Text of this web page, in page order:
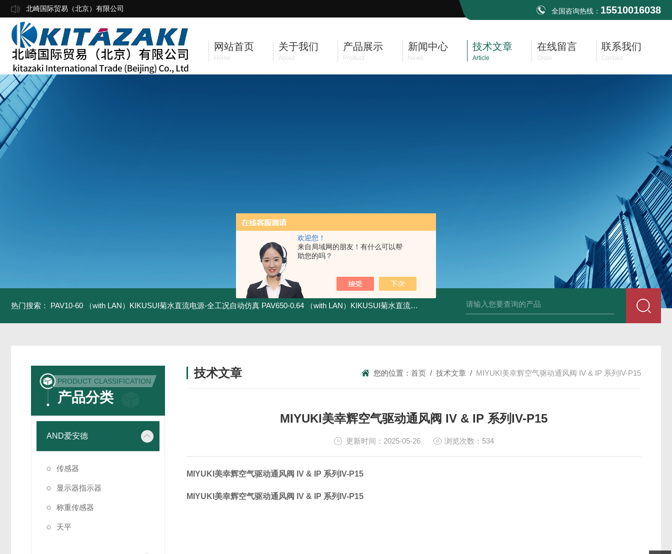
欢迎您！
来自局域网的朋友！有什么可以帮
助您的吗？
北崎国际贸易（北京）有限公司 全国咨询热线： 15510016038
网站首页
Home
关于我们
About
产品展示
Product
新闻中心
News
技术文章
Article
在线留言
Order
联系我们
Contact
热门搜索： PAV10-60 （with LAN）KIKUSUI菊水直流电源-全工况自动仿真 PAV650-0.64 （with LAN）KIKUSUI菊水直流电源-四象限节能测试 PAV320-1.3 （with LAN）KIKUSUI菊水直流电源-故障快
PRODUCT CLASSIFICATION
产品分类
AND爱安德
传感器
显示器指示器
称重传感器
天平
技术文章 您的位置： 首页 / 技术文章 / MIYUKI美幸辉空气驱动通风阀 IV & IP 系列IV-P15
MIYUKI美幸辉空气驱动通风阀 IV & IP 系列IV-P15
更新时间：2025-05-26 浏览次数：534
MIYUKI美幸辉空气驱动通风阀 IV & IP 系列IV-P15
MIYUKI美幸辉空气驱动通风阀 IV & IP 系列IV-P15